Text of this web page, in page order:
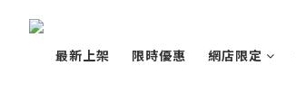
最新上架 限時優惠 網店限定